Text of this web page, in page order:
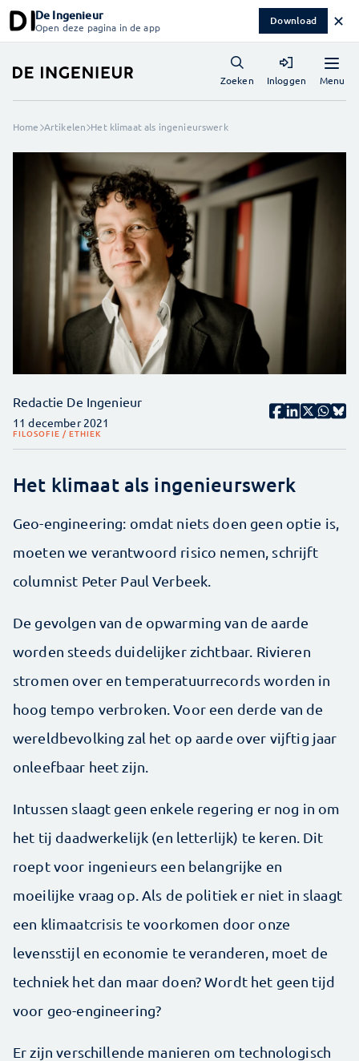
De Ingenieur
Open deze pagina in de app Download ✕
Menu
Zoeken Inloggen
Home Artikelen Het klimaat als ingenieurswerk
Redactie De Ingenieur
11 december 2021
FILOSOFIE / ETHIEK
Het klimaat als ingenieurswerk
Geo-engineering: omdat niets doen geen optie is,
moeten we verantwoord risico nemen, schrijft
columnist Peter Paul Verbeek.
De gevolgen van de opwarming van de aarde
worden steeds duidelijker zichtbaar. Rivieren
stromen over en temperatuurrecords worden in
hoog tempo verbroken. Voor een derde van de
wereldbevolking zal het op aarde over vijftig jaar
onleefbaar heet zijn.
Intussen slaagt geen enkele regering er nog in om
het tij daadwerkelijk (en letterlijk) te keren. Dit
roept voor ingenieurs een belangrijke en
moeilijke vraag op. Als de politiek er niet in slaagt
een klimaatcrisis te voorkomen door onze
levensstijl en economie te veranderen, moet de
techniek het dan maar doen? Wordt het geen tijd
voor geo-­engineering?
Er zijn verschillende manieren om technologisch